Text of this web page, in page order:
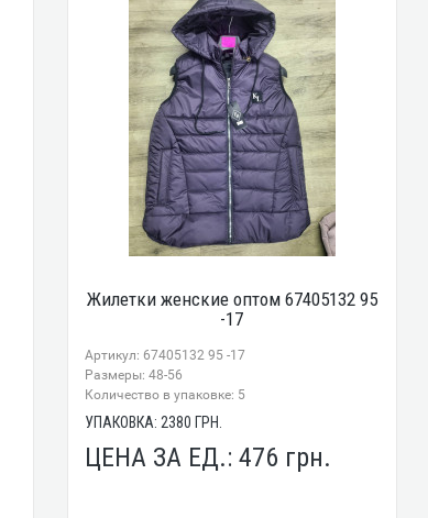
Жилетки женские оптом 67405132 95
-17
Артикул: 67405132 95 -17
Размеры: 48-56
Количество в упаковке: 5
УПАКОВКА: 2380ГРН.
ЦЕНА ЗА ЕД.:476 грн.